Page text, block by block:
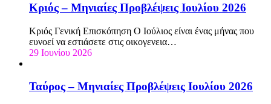
Κριός – Μηνιαίες Προβλέψεις Ιουλίου 2026
Κριός Γενική Επισκόπηση Ο Ιούλιος είναι ένας μήνας που
ευνοεί να εστιάσετε στις οικογενεια…
29 Ιουνίου 2026
Ταύρος – Μηνιαίες Προβλέψεις Ιουλίου 2026